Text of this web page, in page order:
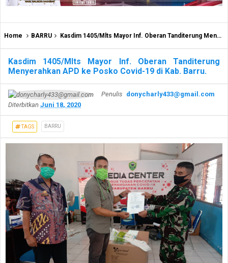
Home BARRU Kasdim 1405/Mlts Mayor Inf. Oberan Tanditerung Menyerahkan APD ke Posko Covid-19 di Kab. Barru.
Kasdim 1405/Mlts Mayor Inf. Oberan Tanditerung
Menyerahkan APD ke Posko Covid-19 di Kab. Barru.
Penulis donycharly433@gmail.com
Diterbitkan Juni 18, 2020
TAGS BARRU